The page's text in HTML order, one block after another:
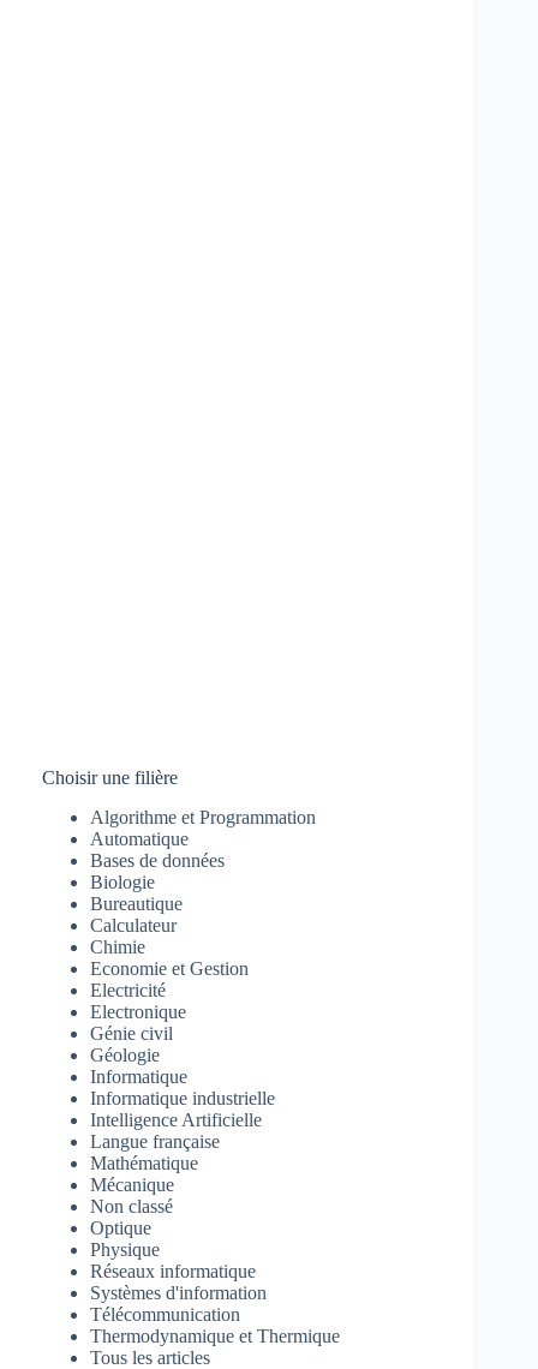
Choisir une filière
Algorithme et Programmation
Automatique
Bases de données
Biologie
Bureautique
Calculateur
Chimie
Economie et Gestion
Electricité
Electronique
Génie civil
Géologie
Informatique
Informatique industrielle
Intelligence Artificielle
Langue française
Mathématique
Mécanique
Non classé
Optique
Physique
Réseaux informatique
Systèmes d'information
Télécommunication
Thermodynamique et Thermique
Tous les articles